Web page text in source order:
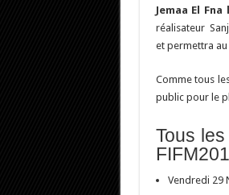
Jemaa El
réalisateur
et permettra au
Comme tous
public pour le
Tous
Vendredi 29